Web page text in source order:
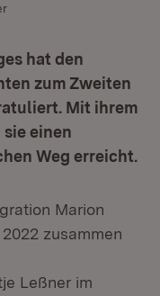
hat den
zum Zweiten
Mit ihrem
einen
Weg erreicht.
Marion
zusammen
in neuem Fenster)
Leßner im